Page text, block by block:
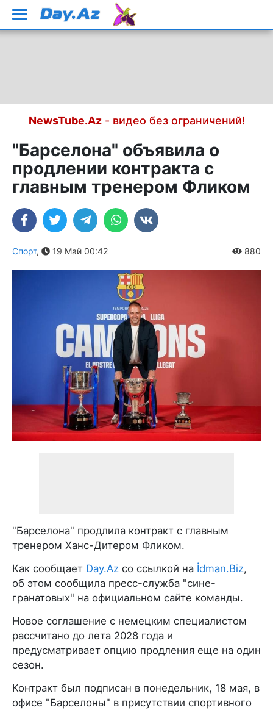
NewsTube.Az- видео без ограничений!
"Барселона" объявила о
продлении контракта с
главным тренером Фликом
Спорт, 19 Май 00:42 880
"Барселона" продлила контракт с главным
тренером Ханс-Дитером Фликом.
Как сообщает Day.Az со ссылкой на İdman.Biz,
об этом сообщила пресс-служба "сине-
гранатовых" на официальном сайте команды.
Новое соглашение с немецким специалистом
рассчитано до лета 2028 года и
предусматривает опцию продления еще на один
сезон.
Контракт был подписан в понедельник, 18 мая, в
офисе "Барселоны" в присутствии спортивного